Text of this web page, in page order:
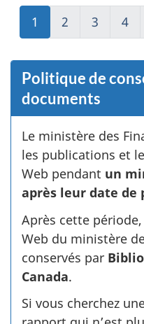
Aller
à:
Page
1
Aller
à:
Page
2
Aller
à:
Page
3
Aller
à:
4
Politique de
documents
Le ministère des
les publications et
Web pendant un
après leur date de
Après cette
Web du ministère
conservés par
Canada.
Si vous cherchez